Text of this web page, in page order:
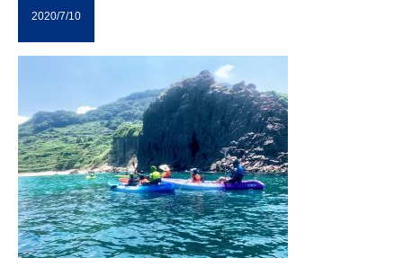
2020/7/10